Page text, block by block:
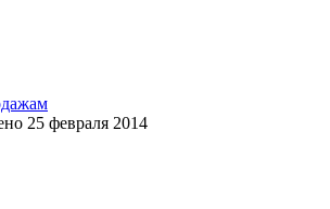
25 февраля 2014